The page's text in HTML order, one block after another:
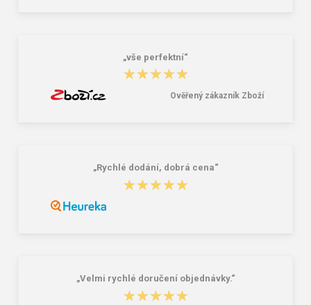
„vše perfektní“
★★★★★
★★★★★
Ověřený zákazník Zboží
„Rychlé dodání, dobrá cena“
★★★★★
★★★★★
„Velmi rychlé doručení objednávky.“
★★★★★
★★★★★